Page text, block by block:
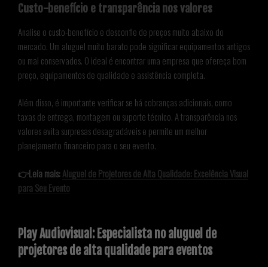
Custo-benefício e transparência nos valores
Analise o custo-benefício e desconfie de preços muito abaixo do
mercado. Um aluguel muito barato pode significar equipamentos antigos
ou mal conservados. O ideal é encontrar uma empresa que ofereça bom
preço, equipamentos de qualidade e assistência completa.
Além disso, é importante verificar se há cobranças adicionais, como
taxas de entrega, montagem ou suporte técnico. A transparência nos
valores evita surpresas desagradáveis e permite um melhor
planejamento financeiro para o seu evento.
👉Leia mais:Aluguel de Projetores de Alta Qualidade: Excelência Visual
para Seu Evento
Play Audiovisual: Especialista no aluguel de
projetores de alta qualidade para eventos